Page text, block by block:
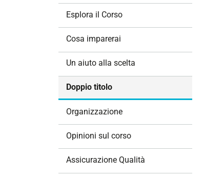
Esplora il Corso
Cosa imparerai
Un aiuto alla scelta
Doppio titolo
Organizzazione
Opinioni sul corso
Assicurazione Qualità